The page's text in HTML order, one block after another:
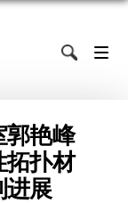
郭艳峰
拓扑材
进展